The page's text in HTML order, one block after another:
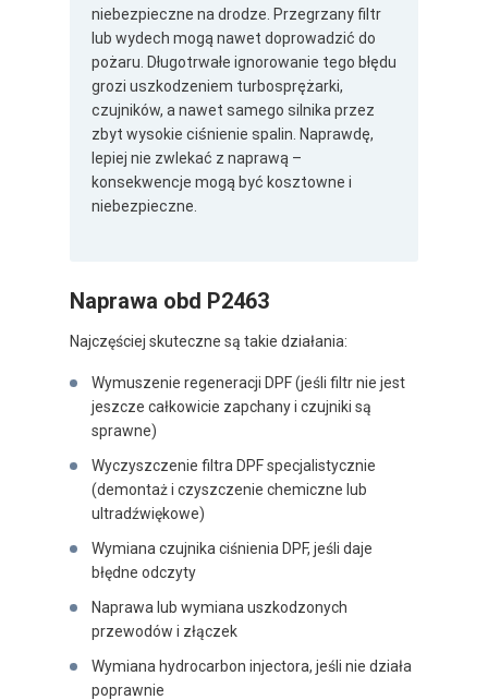
niebezpieczne na drodze. Przegrzany filtr
lub wydech mogą nawet doprowadzić do
pożaru. Długotrwałe ignorowanie tego błędu
grozi uszkodzeniem turbosprężarki,
czujników, a nawet samego silnika przez
zbyt wysokie ciśnienie spalin. Naprawdę,
lepiej nie zwlekać z naprawą –
konsekwencje mogą być kosztowne i
niebezpieczne.
Naprawa obd P2463
Najczęściej skuteczne są takie działania:
Wymuszenie regeneracji DPF (jeśli filtr nie jest
jeszcze całkowicie zapchany i czujniki są
sprawne)
Wyczyszczenie filtra DPF specjalistycznie
(demontaż i czyszczenie chemiczne lub
ultradźwiękowe)
Wymiana czujnika ciśnienia DPF, jeśli daje
błędne odczyty
Naprawa lub wymiana uszkodzonych
przewodów i złączek
Wymiana hydrocarbon injectora, jeśli nie działa
poprawnie